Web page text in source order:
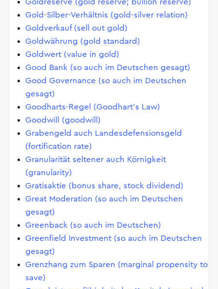
Goldreserve (gold reserve; bullion reserve)
Gold-Silber-Verhältnis (gold-silver relation)
Goldverkauf (sell out gold)
Goldwährung (gold standard)
Goldwert (value in gold)
Good Bank (so auch im Deutschen gesagt)
Good Governance (so auch im Deutschen
gesagt)
Goodharts-Regel (Goodhart's Law)
Goodwill (goodwill)
Grabengeld auch Landesdefensionsgeld
(fortification rate)
Granularität seltener auch Körnigkeit
(granularity)
Gratisaktie (bonus share, stock dividend)
Great Moderation (so auch im Deutschen
gesagt)
Greenback (so auch im Deutschen)
Greenfield Investment (so auch im Deutschen
gesagt)
Grenzhang zum Sparen (marginal propensity to
save)